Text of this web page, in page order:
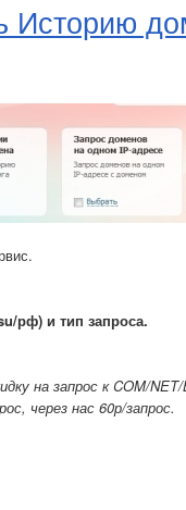
Историю
рф) и тип запроса.
на запрос к COM/
через нас 60р/запрос.